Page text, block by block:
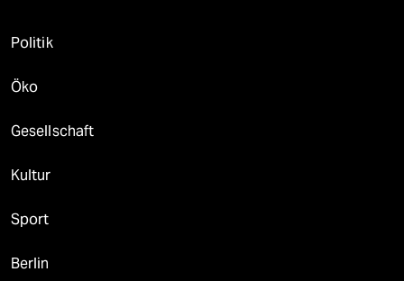
Politik
Öko
Gesellschaft
Kultur
Sport
Berlin